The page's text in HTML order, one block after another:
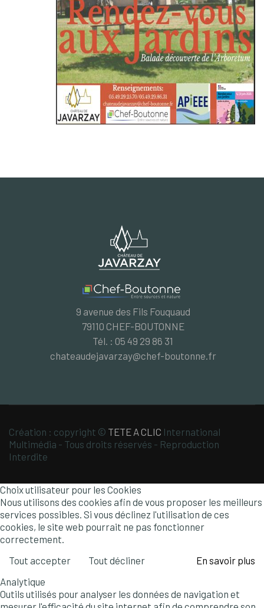
9 avenue des Fils Fouquaud
79110 CHEF-BOUTONNE
Tél. : 05 49 29 86 31
chateaudejavarzay@chef-boutonne.fr
Création : copyright © TETE A CLIC International
Multimédia - Tous droits réservés - Reproduction
Interdite
Choix utilisateur pour les Cookies
Nous utilisons des cookies afin de vous proposer les meilleurs
services possibles. Si vous déclinez l'utilisation de ces
cookies, le site web pourrait ne pas fonctionner
correctement.
Tout accepter
Tout décliner
En savoir plus
Analytique
Outils utilisés pour analyser les données de navigation et